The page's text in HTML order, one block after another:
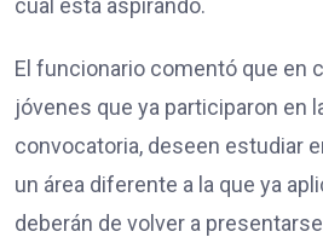
cual está aspirando.
El funcionario comentó que en
jóvenes que ya participaron en
convocatoria, deseen estudiar
un área diferente a la que ya
deberán de volver a